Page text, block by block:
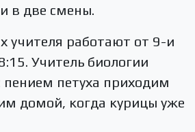
в две смены.
учителя работают от 9-и
Учитель биологии
пением петуха приходим
домой, когда курицы уже